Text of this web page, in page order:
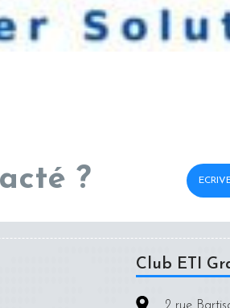
?
Club ETI